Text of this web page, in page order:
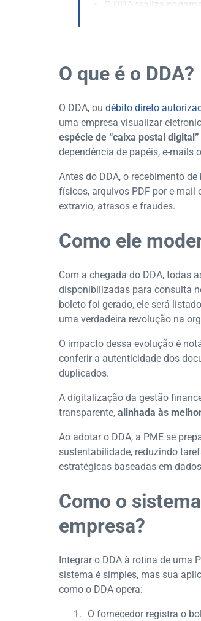
O DDA realiza
Como visualizar
DDA e sua influência
O DDA possui custos
A tecnologia como
Otimize seu tempo
O que é o DDA?
O DDA, ou débito direto
uma empresa visualizar
espécie de “caixa postal
dependência de papéis, e-mails
Antes do DDA, o recebimento
físicos, arquivos PDF por e-mail
extravio, atrasos e fraudes.
Como ele
Com a chegada do DDA, todas
disponibilizadas para consulta
boleto foi gerado, ele será
uma verdadeira revolução na
O impacto dessa evolução é
conferir a autenticidade dos
duplicados.
A digitalização da gestão
transparente, alinhada às
Ao adotar o DDA, a PME se
sustentabilidade, reduzindo
estratégicas baseadas em
Como o
empresa?
Integrar o DDA à rotina de uma
sistema é simples, mas sua
como o DDA opera:
1.
O fornecedor registra o